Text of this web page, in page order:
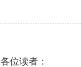
各位读者：